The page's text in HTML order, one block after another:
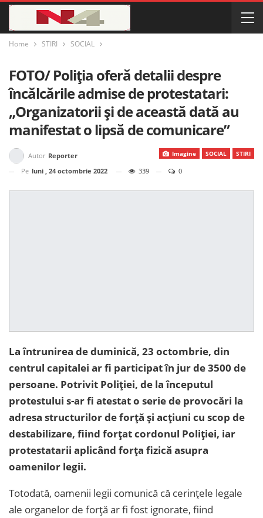
Home STIRI SOCIAL
FOTO/ Poliția oferă detalii despre
încălcările admise de protestatari:
„Organizatorii și de această dată au
manifestat o lipsă de comunicare”
Imagine SOCIAL STIRI
Autor Reporter
Pe luni , 24 octombrie 2022 339 0
La întrunirea de duminică, 23 octombrie, din
centrul capitalei ar fi participat în jur de 3500 de
persoane. Potrivit Poliției, de la începutul
protestului s-ar fi atestat o serie de provocări la
adresa structurilor de forță și acțiuni cu scop de
destabilizare, fiind forțat cordonul Poliției, iar
protestatarii aplicând forța fizică asupra
oamenilor legii.
Totodată, oamenii legii comunică că cerințele legale
ale organelor de forță ar fi fost ignorate, fiind